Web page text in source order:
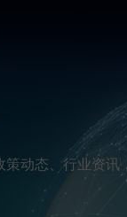
策动态、行业资讯